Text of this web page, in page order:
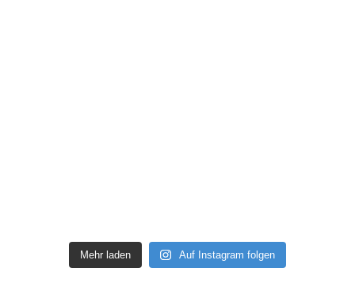
Mehr laden Auf Instagram folgen